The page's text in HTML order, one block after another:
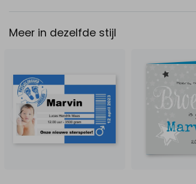
Meer in dezelfde stijl